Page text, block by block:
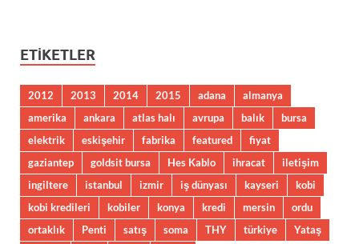
ETIKETLER
2012 2013 2014 2015 adana
almanya
amerika
ankara atlas halı avrupa balık
bursa
elektrik
eskişehir fabrika featured
fiyat
gaziantep
goldsit bursa Hes Kablo ihracat
iletişim
ingiltere
istanbul izmir iş dünyası kayseri
kobi
kobi kredileri
kobiler konya kredi mersin
ordu
ortaklık
Penti satış soma THY türkiye Yataş